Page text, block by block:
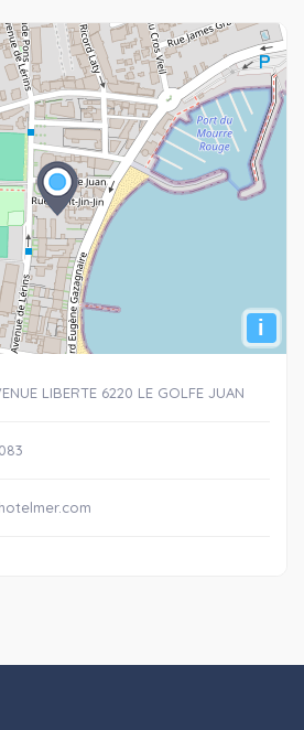
i
LIBERTE 6220 LE GOLFE JUAN